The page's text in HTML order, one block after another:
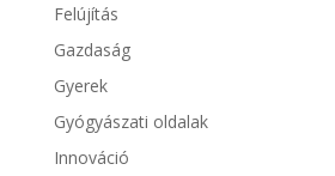
Felújítás
Gazdaság
Gyerek
Gyógyászati oldalak
Innováció